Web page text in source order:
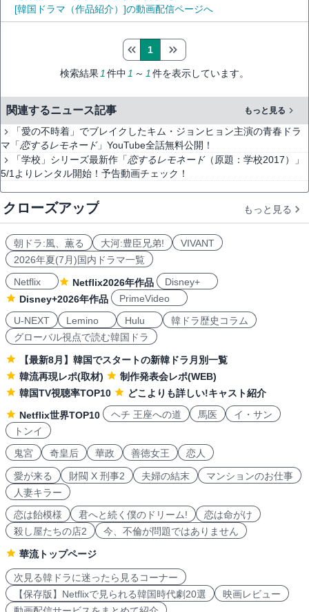
[韓国ドラマ（作品紹介）]の動画配信ページへ
検索結果 1 件中 1 ～ 1 件を表示しています。
1
関連するニュース記事 もっと見る
「愛の不時着」でブレイクしたキム・ジョンヒョン主演の青春ドラ
マ「恋するレモネード」YouTube全話無料公開！
「学校」シリーズ最新作「恋するレモネード（原題：学校2017）」
5/1よりレンタル開始！予告動画チェック！
クローズアップ もっと見る
朝ドラ:風、薫る 大河:豊臣兄弟!
VIVANT
2026年夏(7月)国内ドラマ一覧
Netflix
Netflix2026年作品
Disney+
Disney+2026年作品
PrimeVideo
U-NEXT
Lemino Hulu
韓ドラ歴史コラム
グローバル視点で読む韓国ドラ
【最新8月】韓国でスタートの新韓ドラ月別一覧
韓流再現レポ(取材)
制作発表会レポ(WEB)
韓国TV視聴率TOP10
どこよりも詳しい!キャスト紹介
Netflix世界TOP10
ヘチ 王座への道 馬医
イ・サン
トンイ
鬼宮
奇皇后 華政 善徳女王 恋人
愛が来る 財閥 X 刑事2 夫婦の結末
マンションのお仕事
人妻キラー
恋は飴模様
君へと続く僕のドリーム!
恋は命がけ
殺し屋たちの店2
今、不倫が問題ではありません
華流トップページ
次見る韓ドラに迷ったら見るコーナー
【保存版】Netflixで見られる韓国時代劇20選
映画レビュー